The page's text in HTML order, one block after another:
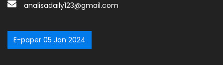
analisadaily123@gmail.com
E-paper 05 Jan 2024